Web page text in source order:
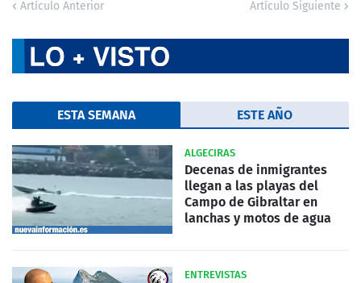
Artículo Anterior Artículo Siguiente
ESTA SEMANA ESTE AÑO
ALGECIRAS
Decenas de inmigrantes
llegan a las playas del
Campo de Gibraltar en
lanchas y motos de agua
ENTREVISTAS